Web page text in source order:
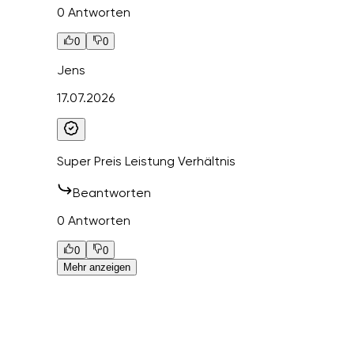
0 Antworten
0 0
Jens
17.07.2026
Super Preis Leistung Verhältnis
Beantworten
0 Antworten
0
0
Mehr anzeigen